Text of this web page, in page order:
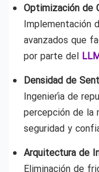
Optimización de
Implementación
avanzados que
por parte del
Densidad de
Ingeniería de
percepción de la
seguridad y
Arquitectura de